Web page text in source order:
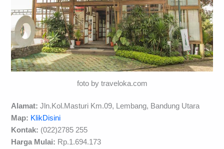
foto by traveloka.com
Alamat: Jln.Kol.Masturi Km.09, Lembang, Bandung Utara
Map: KlikDisini
Kontak: (022)2785 255
Harga Mulai: Rp.1.694.173